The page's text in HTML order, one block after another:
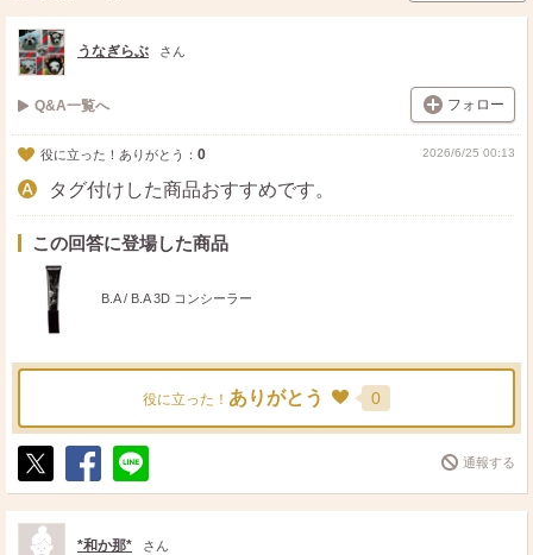
うなぎらぶ さん
Q&A一覧へ フォロー
役に立った！ありがとう： 0 2026/6/25 00:13
タグ付けした商品おすすめです。
この回答に登場した商品
B.A / B.A 3D コンシーラー
役に立った！ ありがとう 0
ポ
ス
ト
シ
ェ
送
る
通報する
*和か那* さん